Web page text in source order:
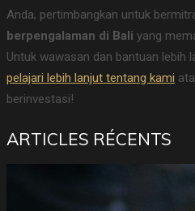
Anda, pertimbangkan untuk
berpengalaman di Bali yang
Untuk wawasan dan bantuan lebih
pelajari lebih lanjut tentang kami
berinvestasi!
ARTICLES RÉCENTS